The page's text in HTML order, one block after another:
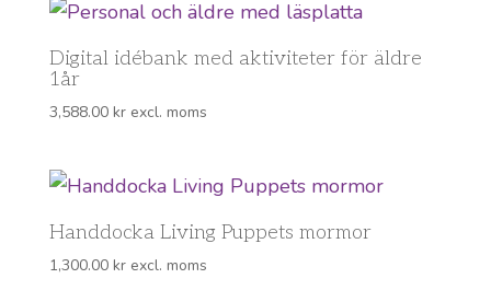
Digital idébank med aktiviteter för äldre
1år
3,588.00 krexcl. moms
Handdocka Living Puppets mormor
1,300.00 krexcl. moms